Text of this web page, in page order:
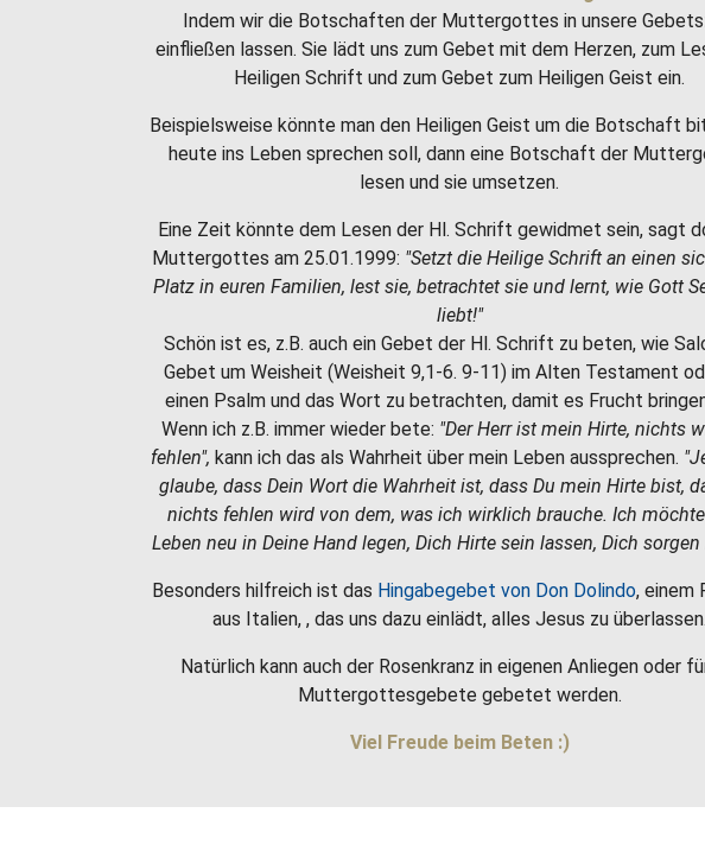
Indem wir die Botschaften der Muttergottes in unsere
einfließen lassen. Sie lädt uns zum Gebet mit dem Herzen, zum
Heiligen Schrift und zum Gebet zum Heiligen Geist ein.
Beispielsweise könnte man den Heiligen Geist um die Botschaft
heute ins Leben sprechen soll, dann eine Botschaft der
lesen und sie umsetzen.
Eine Zeit könnte dem Lesen der Hl. Schrift gewidmet sein, sagt
Muttergottes am 25.01.1999: "Setzt die Heilige Schrift an einen
Platz in euren Familien, lest sie, betrachtet sie und lernt, wie Gott
liebt!"
Schön ist es, z.B. auch ein Gebet der Hl. Schrift zu beten, wie
Gebet um Weisheit (Weisheit 9,1-6. 9-11) im Alten Testament
einen Psalm und das Wort zu betrachten, damit es Frucht
Wenn ich z.B. immer wieder bete: "Der Herr ist mein Hirte, nichts
fehlen", kann ich das als Wahrheit über mein Leben aussprechen.
glaube, dass Dein Wort die Wahrheit ist, dass Du mein Hirte bist,
nichts fehlen wird von dem, was ich wirklich brauche. Ich
Leben neu in Deine Hand legen, Dich Hirte sein lassen, Dich sorgen
Besonders hilfreich ist das Hingabegebet von Don Dolindo, einem
aus Italien, , das uns dazu einlädt, alles Jesus zu überlassen.
Natürlich kann auch der Rosenkranz in eigenen Anliegen oder
Muttergottesgebete gebetet werden.
Viel Freude beim Beten :)